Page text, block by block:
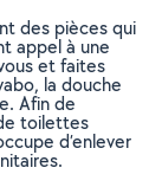
des pièces qui
appel à une
et faites
la douche
Afin de
toilettes
d’enlever